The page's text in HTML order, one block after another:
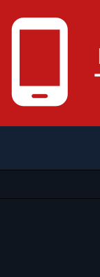
phone_android